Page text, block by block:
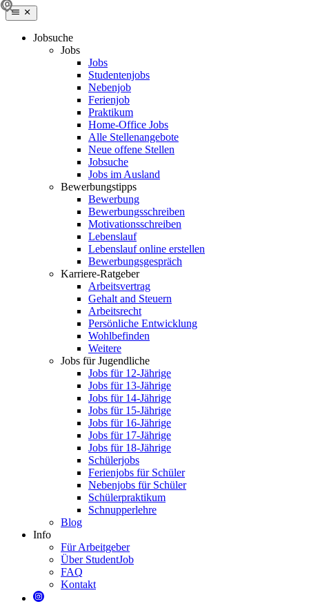
Jobsuche
Jobs
Jobs
Studentenjobs
Nebenjob
Ferienjob
Praktikum
Home-Office Jobs
Alle Stellenangebote
Neue offene Stellen
Jobsuche
Jobs im Ausland
Bewerbungstipps
Bewerbung
Bewerbungsschreiben
Motivationsschreiben
Lebenslauf
Lebenslauf online erstellen
Bewerbungsgespräch
Karriere-Ratgeber
Arbeitsvertrag
Gehalt and Steuern
Arbeitsrecht
Persönliche Entwicklung
Wohlbefinden
Weitere
Jobs für Jugendliche
Jobs für 12-Jährige
Jobs für 13-Jährige
Jobs für 14-Jährige
Jobs für 15-Jährige
Jobs für 16-Jährige
Jobs für 17-Jährige
Jobs für 18-Jährige
Schülerjobs
Ferienjobs für Schüler
Nebenjobs für Schüler
Schülerpraktikum
Schnupperlehre
Blog
Info
Für Arbeitgeber
Über StudentJob
FAQ
Kontakt